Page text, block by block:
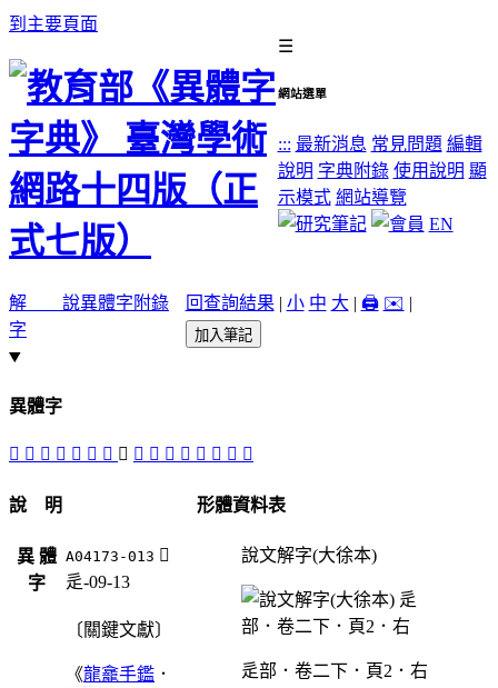
到主要頁面
☰
網站選單
::: 最新消息 常見問題 編輯
說明 字典附錄 使用說明 顯
示模式 網站導覽
EN
解 說異體字 附錄
字
回查詢結果 | 小 中 大 | 🖨️ ✉️ |
加入筆記
異體字
󱯿 𢔵 󶁱 𧽝 󶁹 󶁷 󶁸 󶁻 󶁺 󶁽 󶁼 󶁶 󶁳 󶁵 󶁲 󶁴
說 明
異 體
字
A04173-013 󶁻
辵-09-13
〔關鍵文獻〕
《龍龕手鑑 ．
形體資料表
說文解字(大徐本)
辵部．卷二下．頁2．右